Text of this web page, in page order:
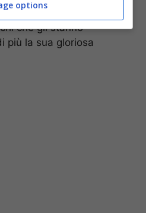
anno di
che gli stanno
più la sua gloriosa
options